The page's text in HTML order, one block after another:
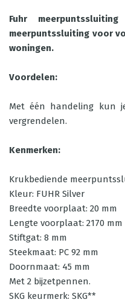
Fuhr
meerpuntssluiting voor
woningen.
Voordelen:
Met één handeling kun
vergrendelen.
Kenmerken:
Krukbediende
Kleur: FUHR Silver
Breedte voorplaat: 20 mm
Lengte voorplaat: 2170 mm
Stiftgat: 8 mm
Steekmaat: PC 92 mm
Doornmaat: 45 mm
Met 2 bijzetpennen.
SKG keurmerk: SKG**